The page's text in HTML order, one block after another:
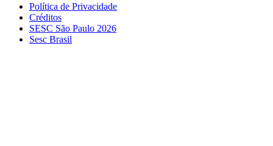
Política de Privacidade
Créditos
SESC São Paulo 2026
Sesc Brasil